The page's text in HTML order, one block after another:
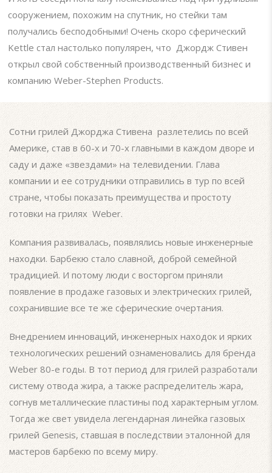
сооружением, похожим на спутник, но стейки там
получались бесподобными! Очень скоро сферический
Kettle стал настолько популярен, что Джордж Стивен
открыл свой собственный производственный бизнес и
компанию Weber-Stephen Products.
Сотни грилей Джорджа Стивена разлетелись по всей
Америке, став в 60-х и 70-х главными в каждом дворе и
саду и даже «звездами» на телевидении. Глава
компании и ее сотрудники отправились в тур по всей
стране, чтобы показать преимущества и простоту
готовки на грилях Weber.
Компания развивалась, появлялись новые инженерные
находки. Барбекю стало славной, доброй семейной
традицией. И потому люди с восторгом приняли
появление в продаже газовых и электрических грилей,
сохранившие все те же сферические очертания.
Внедрением инноваций, инженерных находок и ярких
технологических решений ознаменовались для бренда
Weber 80-е годы. В тот период для грилей разработали
систему отвода жира, а также распределитель жара,
согнув металлические пластины под характерным углом.
Тогда же свет увидела легендарная линейка газовых
грилей Genesis, ставшая в последствии эталонной для
мастеров барбекю по всему миру.